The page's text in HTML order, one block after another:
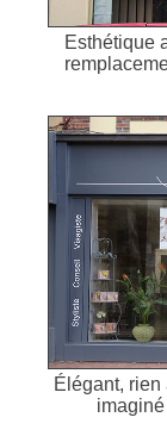
Esthétique
Élégant, rien